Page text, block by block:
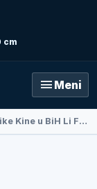
cm
menu Meni
Ambasadorka Narodne Republike Kine u BiH Li Fan posjetila Doboj